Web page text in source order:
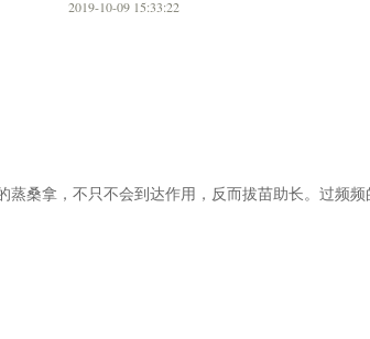
2019-10-09 15:33:22
桑拿，不只不会到达作用，反而拔苗助长。过频